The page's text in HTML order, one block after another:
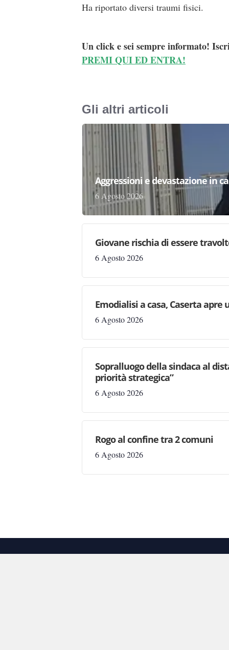
Ha riportato diversi traumi fisici.
Un click e sei sempre informato!
PREMI QUI ED ENTRA!
Gli altri articoli
Aggressioni e devastazione in
6 Agosto 2026
Giovane rischia di essere
6 Agosto 2026
Emodialisi a casa, Caserta apre
6 Agosto 2026
Sopralluogo della sindaca al
priorità strategica”
6 Agosto 2026
Rogo al confine tra 2 comuni
6 Agosto 2026